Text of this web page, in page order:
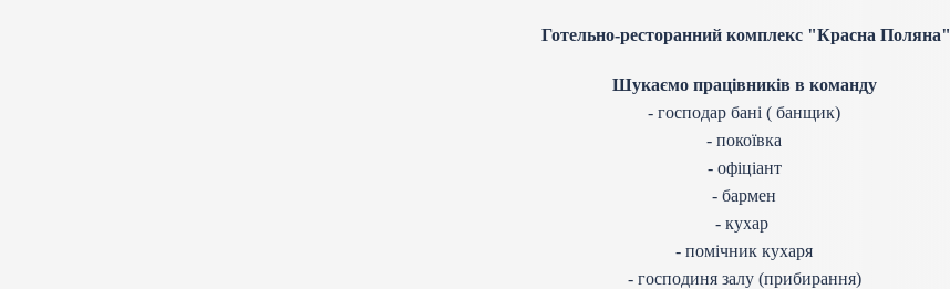
Готельно-ресторанний комплекс "Красна Поляна"
Шукаємо працівників в команду
- господар бані ( банщик)
- покоївка
- офіціант
- бармен
- кухар
- помічник кухаря
- господиня залу (прибирання)